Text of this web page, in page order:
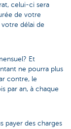
celui-ci sera
de votre
délai de
Et
ne pourra plus
contre, le
par an, à chaque
payer des charges